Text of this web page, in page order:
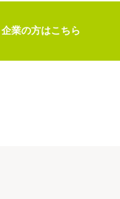
企業の方はこちら